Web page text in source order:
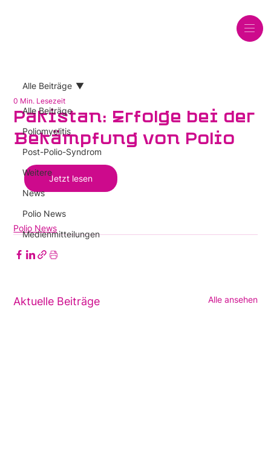
Alle Beiträge
Poliomyelitis
Post-Polio-Syndrom
Weitere
News
Polio News
Medienmitteilungen
Alle Beiträge
Pakistan: Erfolge bei der
Bekämpfung von Polio
0 Min. Lesezeit
Jetzt lesen
Polio News
Aktuelle Beiträge Alle ansehen